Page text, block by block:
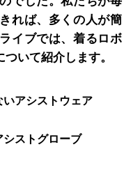
れば、多くの人が簡
イブでは、着るロボ
いて紹介します。
アシストウェア
シストグローブ